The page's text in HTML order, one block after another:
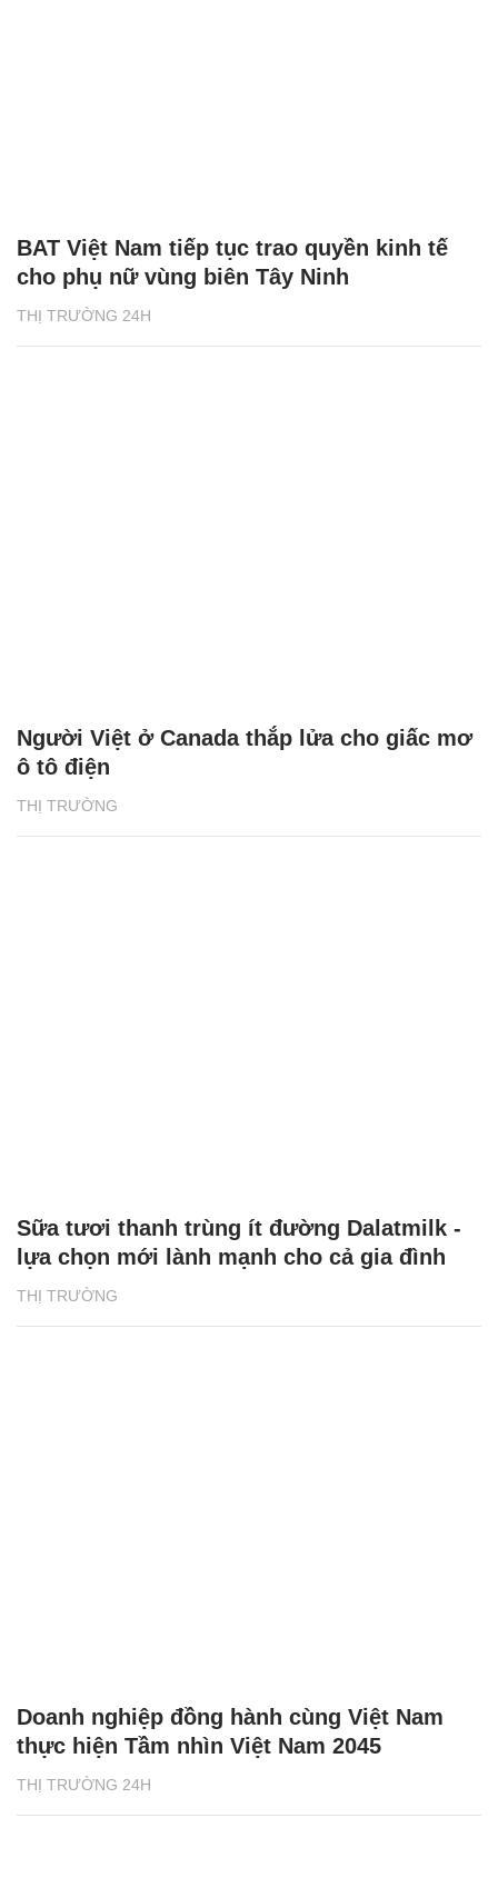
THỊ TRƯỜNG 24H
BAT Việt Nam tiếp tục trao quyền kinh tế
cho phụ nữ vùng biên Tây Ninh
THỊ TRƯỜNG
Người Việt ở Canada thắp lửa cho giấc mơ
ô tô điện
THỊ TRƯỜNG
Sữa tươi thanh trùng ít đường Dalatmilk -
lựa chọn mới lành mạnh cho cả gia đình
THỊ TRƯỜNG 24H
Doanh nghiệp đồng hành cùng Việt Nam
thực hiện Tầm nhìn Việt Nam 2045